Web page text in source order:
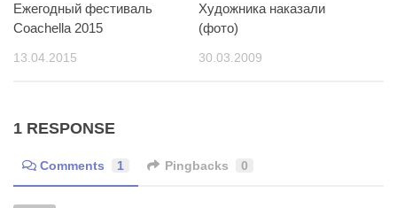
Ежегодный фестиваль
Coachella 2015
13.04.2015
Художника наказали
(фото)
30.03.2009
1 RESPONSE
Comments 1 Pingbacks 0